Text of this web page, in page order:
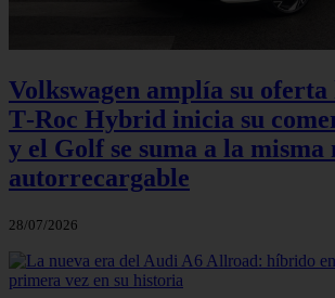
Volkswagen amplía su
T‑Roc Hybrid inicia su
y el Golf se suma a la misma
autorrecargable
28/07/2026